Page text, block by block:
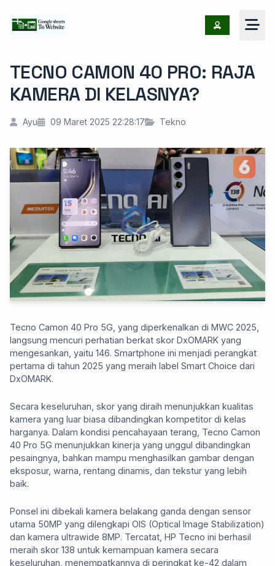
TECNO CAMON 40 PRO: RAJA
KAMERA DI KELASNYA?
Ayu 09 Maret 2025 22:28:17 Tekno
Tecno Camon 40 Pro 5G, yang diperkenalkan di MWC 2025,
langsung mencuri perhatian berkat skor DxOMARK yang
mengesankan, yaitu 146. Smartphone ini menjadi perangkat
pertama di tahun 2025 yang meraih label Smart Choice dari
DxOMARK.
Secara keseluruhan, skor yang diraih menunjukkan kualitas
kamera yang luar biasa dibandingkan kompetitor di kelas
harganya. Dalam kondisi pencahayaan terang, Tecno Camon
40 Pro 5G menunjukkan kinerja yang unggul dibandingkan
pesaingnya, bahkan mampu menghasilkan gambar dengan
eksposur, warna, rentang dinamis, dan tekstur yang lebih
baik.
Ponsel ini dibekali kamera belakang ganda dengan sensor
utama 50MP yang dilengkapi OIS (Optical Image Stabilization)
dan kamera ultrawide 8MP. Tercatat, HP Tecno ini berhasil
meraih skor 138 untuk kemampuan kamera secara
keseluruhan, menempatkannya di peringkat ke-42 dalam